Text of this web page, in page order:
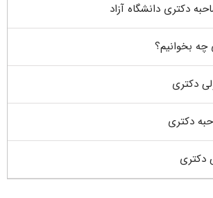
دکتری دانشگاه آزاد
چه بخوانیم؟
دکتری
دکتری
دکتری